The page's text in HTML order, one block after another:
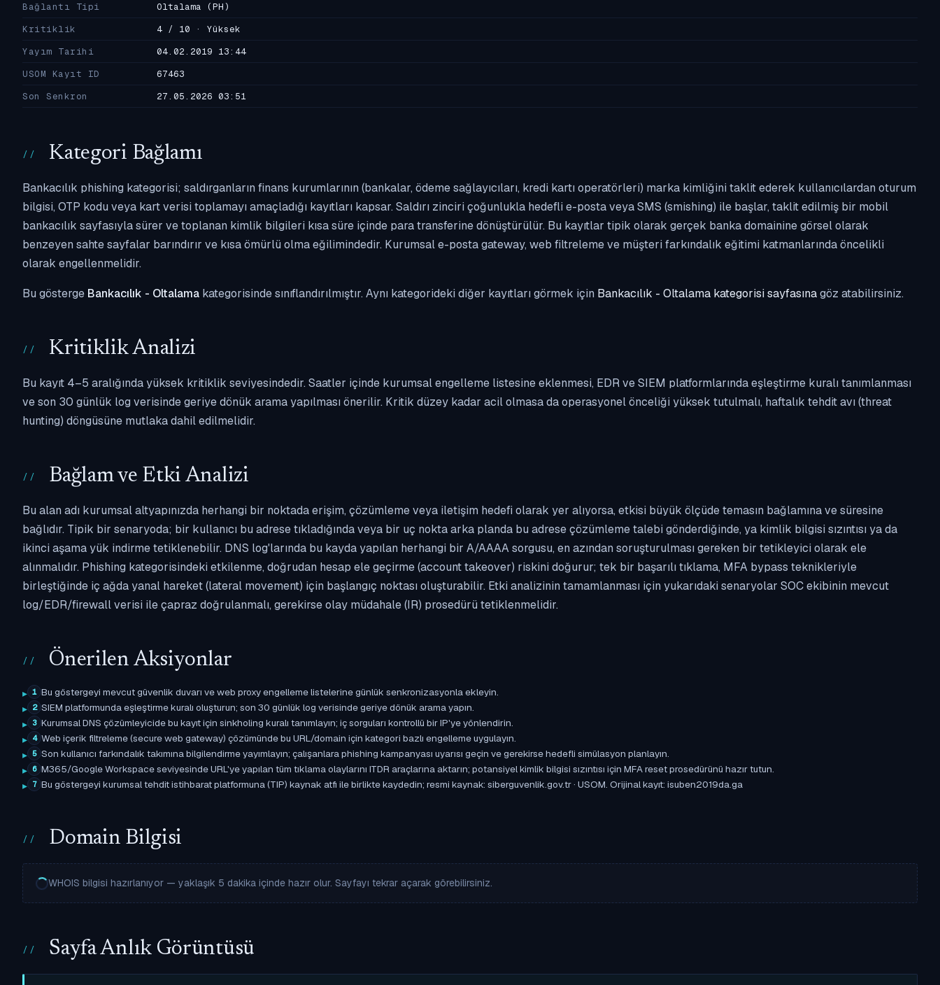
Bağlantı Tipi
Oltalama (PH)
Kritiklik
4 / 10 · Yüksek
Yayım Tarihi
04.02.2019 13:44
USOM Kayıt ID
67463
Son Senkron
27.05.2026 03:51
Kategori Bağlamı
Bankacılık phishing kategorisi; saldırganların finans kurumlarının (bankalar, ödeme sağlayıcıları, kredi kartı operatörleri) marka kimliğini taklit ederek kullanıcılardan oturum
bilgisi, OTP kodu veya kart verisi toplamayı amaçladığı kayıtları kapsar. Saldırı zinciri çoğunlukla hedefli e-posta veya SMS (smishing) ile başlar, taklit edilmiş bir mobil
bankacılık sayfasıyla sürer ve toplanan kimlik bilgileri kısa süre içinde para transferine dönüştürülür. Bu kayıtlar tipik olarak gerçek banka domainine görsel olarak
benzeyen sahte sayfalar barındırır ve kısa ömürlü olma eğilimindedir. Kurumsal e-posta gateway, web filtreleme ve müşteri farkındalık eğitimi katmanlarında öncelikli
olarak engellenmelidir.
Bu gösterge Bankacılık - Oltalama kategorisinde sınıflandırılmıştır. Aynı kategorideki diğer kayıtları görmek için Bankacılık - Oltalama kategorisi sayfasınagöz atabilirsiniz.
Kritiklik Analizi
Bu kayıt 4–5 aralığında yüksek kritiklik seviyesindedir. Saatler içinde kurumsal engelleme listesine eklenmesi, EDR ve SIEM platformlarında eşleştirme kuralı tanımlanması
ve son 30 günlük log verisinde geriye dönük arama yapılması önerilir. Kritik düzey kadar acil olmasa da operasyonel önceliği yüksek tutulmalı, haftalık tehdit avı (threat
hunting) döngüsüne mutlaka dahil edilmelidir.
Bağlam ve Etki Analizi
Bu alan adı kurumsal altyapınızda herhangi bir noktada erişim, çözümleme veya iletişim hedefi olarak yer alıyorsa, etkisi büyük ölçüde temasın bağlamına ve süresine
bağlıdır. Tipik bir senaryoda; bir kullanıcı bu adrese tıkladığında veya bir uç nokta arka planda bu adrese çözümleme talebi gönderdiğinde, ya kimlik bilgisi sızıntısı ya da
ikinci aşama yük indirme tetiklenebilir. DNS log'larında bu kayda yapılan herhangi bir A/AAAA sorgusu, en azından soruşturulması gereken bir tetikleyici olarak ele
alınmalıdır. Phishing kategorisindeki etkilenme, doğrudan hesap ele geçirme (account takeover) riskini doğurur; tek bir başarılı tıklama, MFA bypass teknikleriyle
birleştiğinde iç ağda yanal hareket (lateral movement) için başlangıç noktası oluşturabilir. Etki analizinin tamamlanması için yukarıdaki senaryolar SOC ekibinin mevcut
log/EDR/firewall verisi ile çapraz doğrulanmalı, gerekirse olay müdahale (IR) prosedürü tetiklenmelidir.
Önerilen Aksiyonlar
1 Bu göstergeyi mevcut güvenlik duvarı ve web proxy engelleme listelerine günlük senkronizasyonla ekleyin.
2 SIEM platformunda eşleştirme kuralı oluşturun; son 30 günlük log verisinde geriye dönük arama yapın.
3 Kurumsal DNS çözümleyicide bu kayıt için sinkholing kuralı tanımlayın; iç sorguları kontrollü bir IP'ye yönlendirin.
4 Web içerik filtreleme (secure web gateway) çözümünde bu URL/domain için kategori bazlı engelleme uygulayın.
5 Son kullanıcı farkındalık takımına bilgilendirme yayımlayın; çalışanlara phishing kampanyası uyarısı geçin ve gerekirse hedefli simülasyon planlayın.
6 M365/Google Workspace seviyesinde URL'ye yapılan tüm tıklama olaylarını ITDR araçlarına aktarın; potansiyel kimlik bilgisi sızıntısı için MFA reset prosedürünü hazır tutun.
7 Bu göstergeyi kurumsal tehdit istihbarat platformuna (TIP) kaynak atfı ile birlikte kaydedin; resmi kaynak: siberguvenlik.gov.tr · USOM. Orijinal kayıt: isuben2019da.ga
Domain Bilgisi
WHOIS bilgisi hazırlanıyor — yaklaşık 5 dakika içinde hazır olur. Sayfayı tekrar açarak görebilirsiniz.
Sayfa Anlık Görüntüsü